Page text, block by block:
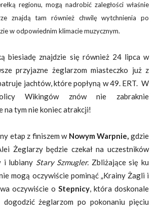
regionu, mogą nadrobić zaległości właśnie
znajdą tam również chwilę wytchnienia po
w odpowiednim klimacie muzycznym.
biesiadę znajdzie się również 24 lipca w
przyjazne żeglarzom miasteczko już z
jachtów, które popłyną w 49. ERT. W
Wikingów znów nie zabraknie
na tym nie koniec atrakcji!
etap z finiszem w Nowym Warpnie,gdzie
Żeglarzy będzie czekał na uczestników
i lubiany Stary Szmugler. Zbliżające się ku
mogą oczywiście pominąć „Krainy Żagli i
oczywiście o Stepnicy, która doskonale
żeglarzom po pokonaniu pięciu